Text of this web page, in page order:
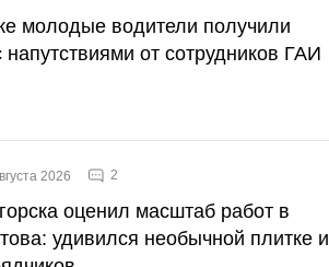
молодые водители получили
от сотрудников ГАИ
2026 2
оценил масштаб работ в
удивился необычной плитке и